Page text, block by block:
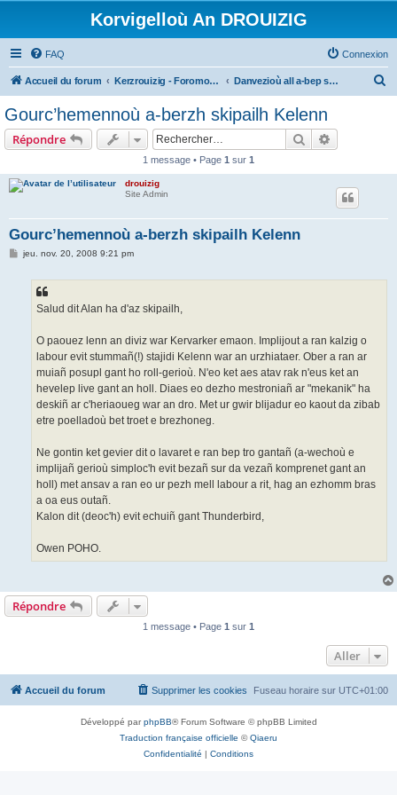
Korvigelloù An DROUIZIG
FAQ Connexion
Accueil du forum Kerzrouizig - Foromoù An Drouizig Danvezioù all a-bep seurt
Gourc’hemennoù a-berzh skipailh Kelenn
Répondre Rechercher
1 message • Page 1 sur 1
drouizig
Site Admin
Gourc’hemennoù a-berzh skipailh Kelenn
Mjeu. nov. 20, 2008 9:21 pm
Salud dit Alan ha d'az skipailh,
O paouez lenn an diviz war Kervarker emaon. Implijout a ran kalzig o
labour evit stummañ(!) stajidi Kelenn war an urzhiataer. Ober a ran ar
muiañ posupl gant ho roll-gerioù. N'eo ket aes atav rak n'eus ket an
hevelep live gant an holl. Diaes eo dezho mestroniañ ar "mekanik" ha
deskiñ ar c'heriaoueg war an dro. Met ur gwir blijadur eo kaout da zibab
etre poelladoù bet troet e brezhoneg.
Ne gontin ket gevier dit o lavaret e ran bep tro gantañ (a-wechoù e
implijañ gerioù simploc'h evit bezañ sur da vezañ komprenet gant an
holl) met ansav a ran eo ur pezh mell labour a rit, hag an ezhomm bras
a oa eus outañ.
Kalon dit (deoc'h) evit echuiñ gant Thunderbird,
Owen POHO.
Répondre
1 message • Page 1 sur 1
Aller
Accueil du forum Fuseau horaire sur UTC+01:00
Supprimer les cookies
Développé parphpBB® Forum Software © phpBB Limited
Traduction française officielle ©Qiaeru
Confidentialité | Conditions